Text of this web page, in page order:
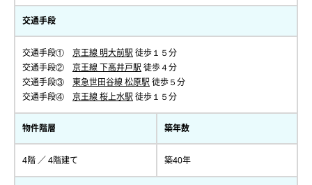
交通手段
交通手段① 京王線 明大前駅 徒歩１５分
交通手段② 京王線 下高井戸駅 徒歩４分
交通手段③ 東急世田谷線 松原駅 徒歩５分
交通手段④ 京王線 桜上水駅 徒歩１５分
物件階層
4階 ／ 4階建て
築年数
築40年